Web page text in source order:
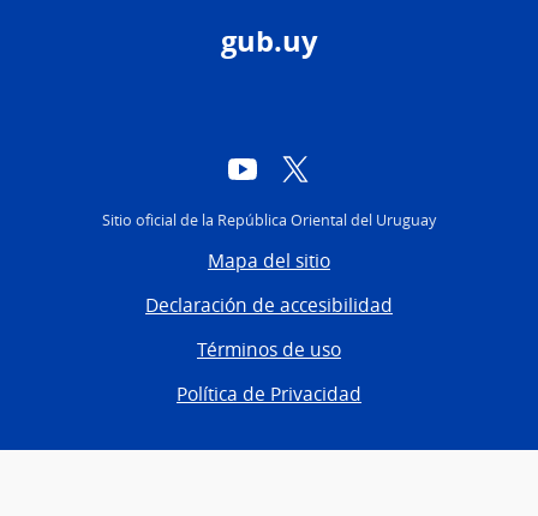
gub.uy
YouTube
Sitio oficial de la República Oriental del Uruguay
Mapa del sitio
Declaración de accesibilidad
Términos de uso
Política de Privacidad